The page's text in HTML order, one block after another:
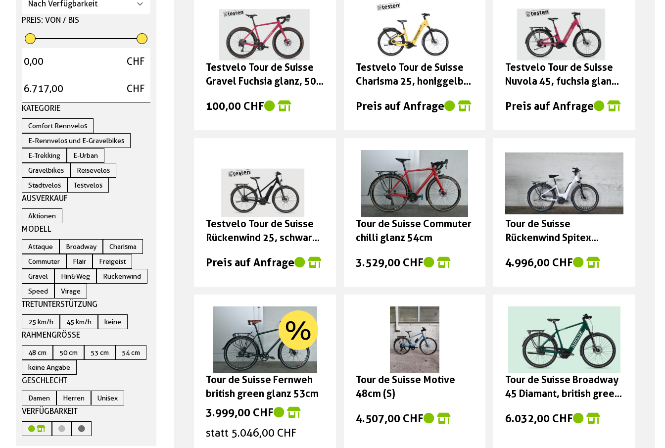
Geisseln
gut & günstig
Top Artikel
Neuheiten
Unsere Marken
deine Vorteile
PREIS: VON / BIS
CHF
CHF
KATEGORIE
Comfort Rennvelos
E-Rennvelos und E-Gravelbikes
E-Trekking
E-Urban
Gravelbikes
Reisevelos
Stadtvelos
Testvelos
AUSVERKAUF
Aktionen
MODELL
Attaque Broadway
Charisma
Commuter
Flair
Freigeist
Gravel
Hin&Weg
Rückenwind
Speed
Virage
TRETUNTERSTÜTZUNG
25 km/h 45 km/h keine
RAHMENGRÖSSE
48 cm 50 cm 53 cm
54 cm
keine Angabe
GESCHLECHT
Damen Herren Unisex
VERFÜGBARKEIT
Testvelo Tour de Suisse
Gravel Fuchsia glanz, 50
100,00 CHF
Testvelo Tour de Suisse
Charisma 25, honiggelb
Preis auf Anfrage
Testvelo Tour de Suisse
Nuvola 45, fuchsia glanz,
Preis auf Anfrage
Testvelo Tour de Suisse
Rückenwind 25, schwarz
Preis auf Anfrage
Tour de Suisse Commuter
chilli glanz 54cm
3.529,00 CHF
Tour de Suisse
Rückenwind Spitex
4.996,00 CHF
Tour de Suisse Fernweh
british green glanz 53cm
3.999,00 CHF
statt 5.046,00 CHF
Tour de Suisse Motive
48cm (S)
4.507,00 CHF
Tour de Suisse Broadway
45 Diamant, british green
6.032,00 CHF